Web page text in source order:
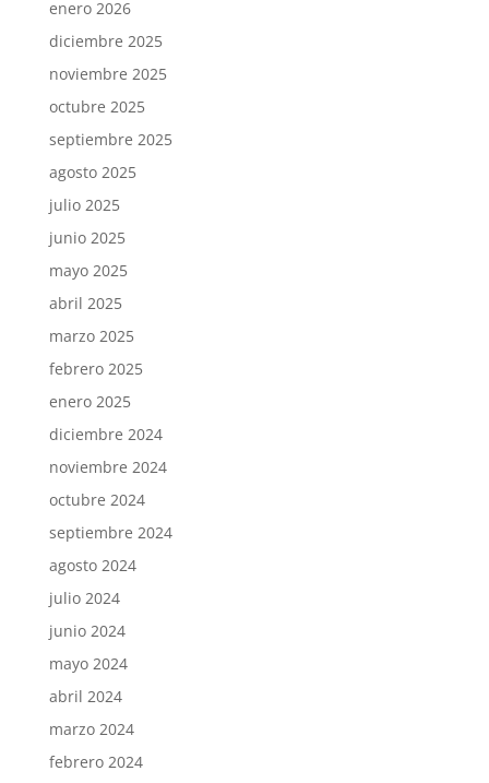
enero 2026
diciembre 2025
noviembre 2025
octubre 2025
septiembre 2025
agosto 2025
julio 2025
junio 2025
mayo 2025
abril 2025
marzo 2025
febrero 2025
enero 2025
diciembre 2024
noviembre 2024
octubre 2024
septiembre 2024
agosto 2024
julio 2024
junio 2024
mayo 2024
abril 2024
marzo 2024
febrero 2024